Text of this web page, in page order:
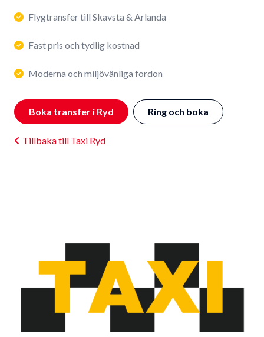
Flygtransfer till Skavsta & Arlanda
Fast pris och tydlig kostnad
Moderna och miljövänliga fordon
Boka transfer i Ryd Ring och boka
Tillbaka till Taxi Ryd